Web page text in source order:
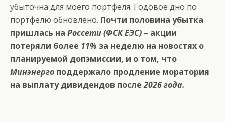
убыточна для моего портфеля. Годовое дно по
портфелю обновлено. Почти половина убытка
пришлась на Россети (ФСК ЕЭС) – акции
потеряли более 11% за неделю на новостях о
планируемой допэмиссии, и о том, что
Минэнерго поддержало продление моратория
на выплату дивидендов после2026 года.